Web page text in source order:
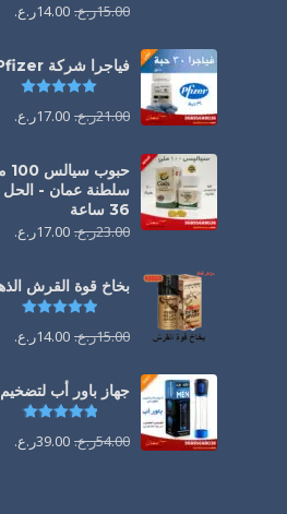
15.00ر.ع. 14.00ر.ع.
فياجرا شركة Pfizer في عُمان
21.00ر.ع. 17.00ر.ع.
سلطنة عمان - الحل
36 ساعة
23.00ر.ع. 17.00ر.ع.
بخاخ قوة القرش الذهبي
تم
15.00ر.ع. 14.00ر.ع.
جهاز باور أب
تم
54.00ر.ع. 39.00ر.ع.